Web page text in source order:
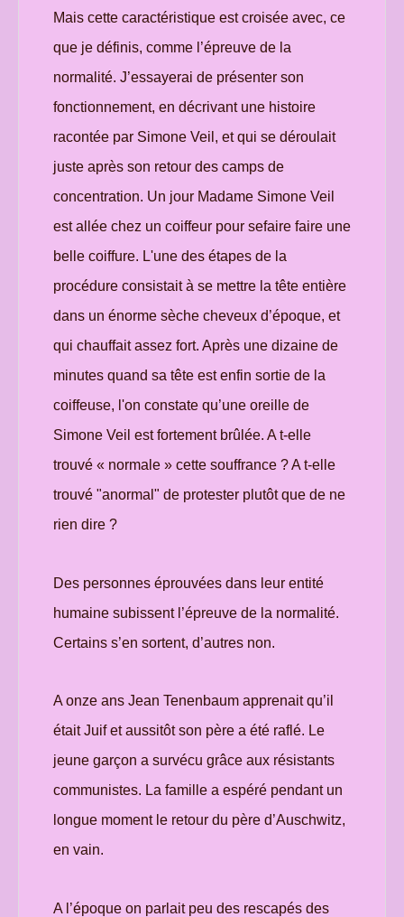
Mais cette caractéristique est croisée avec, ce
que je définis, comme l’épreuve de la
normalité. J’essayerai de présenter son
fonctionnement, en décrivant une histoire
racontée par Simone Veil, et qui se déroulait
juste après son retour des camps de
concentration. Un jour Madame Simone Veil
est allée chez un coiffeur pour sefaire faire une
belle coiffure. L'une des étapes de la
procédure consistait à se mettre la tête entière
dans un énorme sèche cheveux d’époque, et
qui chauffait assez fort. Après une dizaine de
minutes quand sa tête est enfin sortie de la
coiffeuse, l'on constate qu’une oreille de
Simone Veil est fortement brûlée. A t-elle
trouvé « normale » cette souffrance ? A t-elle
trouvé "anormal" de protester plutôt que de ne
rien dire ?
Des personnes éprouvées dans leur entité
humaine subissent l’épreuve de la normalité.
Certains s’en sortent, d’autres non.
A onze ans Jean Tenenbaum apprenait qu’il
était Juif et aussitôt son père a été raflé. Le
jeune garçon a survécu grâce aux résistants
communistes. La famille a espéré pendant un
longue moment le retour du père d’Auschwitz,
en vain.
A l’époque on parlait peu des rescapés des